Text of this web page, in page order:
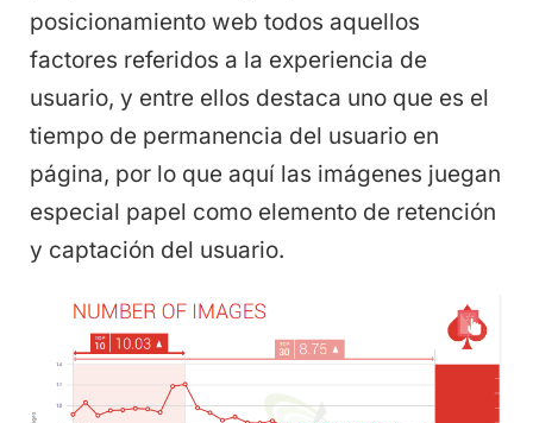
posicionamiento web todos aquellos
factores referidos a la experiencia de
usuario, y entre ellos destaca uno que es el
tiempo de permanencia del usuario en
página, por lo que aquí las imágenes juegan
especial papel como elemento de retención
y captación del usuario.